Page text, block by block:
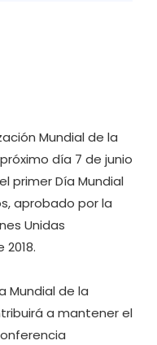
Mundial de la
día 7 de junio
primer Día Mundial
aprobado por la
Unidas
Mundial de la
a mantener el